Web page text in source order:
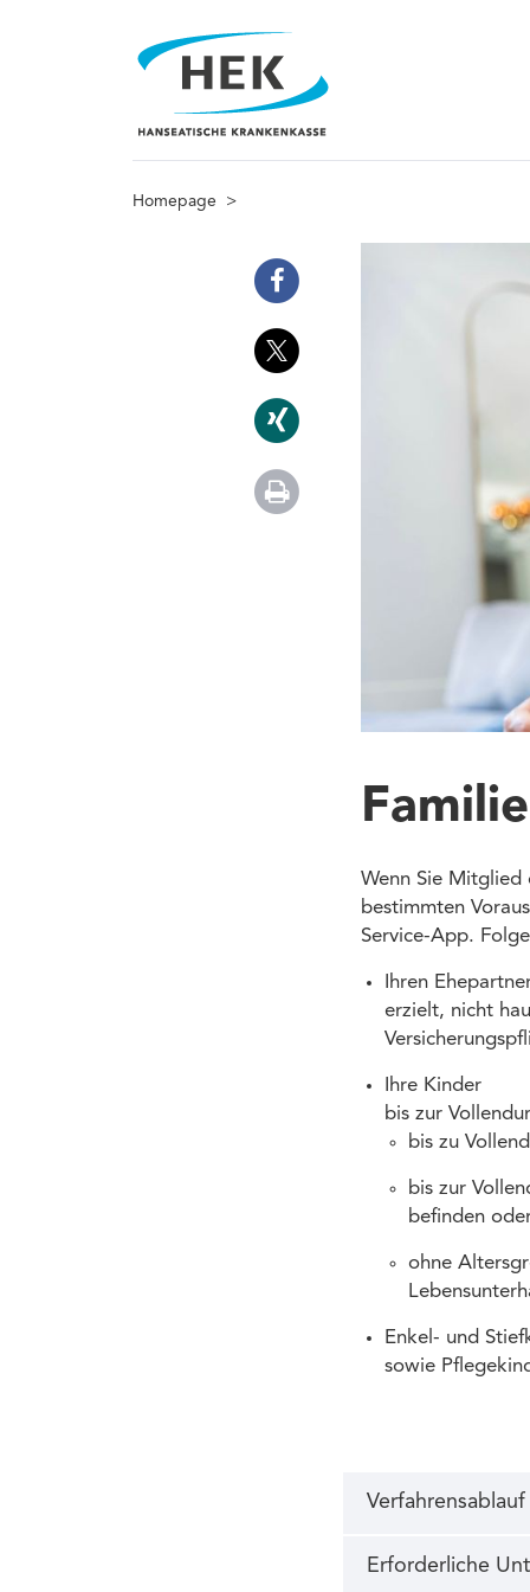
Homepage >
Wenn Sie Mitglied
bestimmten
Service-App.
Ihren
erzielt, nicht
Ihre Kinder
bis zur
bis zu
bis zur
befinden
ohne
Enkel- und
sowie
Erforderliche